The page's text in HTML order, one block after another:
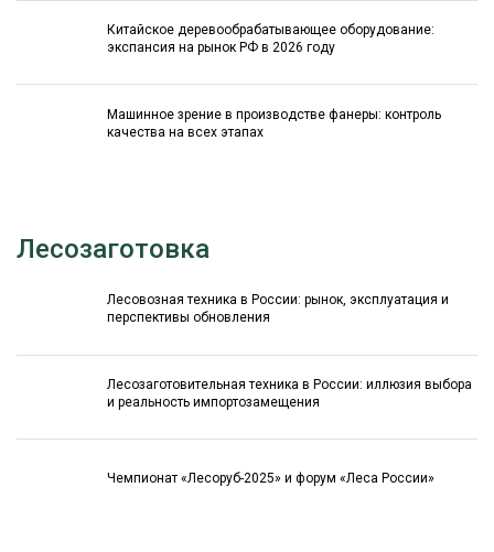
Китайское деревообрабатывающее оборудование:
экспансия на рынок РФ в 2026 году
Машинное зрение в производстве фанеры: контроль
качества на всех этапах
Лесозаготовка
Лесовозная техника в России: рынок, эксплуатация и
перспективы обновления
Лесозаготовительная техника в России: иллюзия выбора
и реальность импортозамещения
Чемпионат «Лесоруб-2025» и форум «Леса России»